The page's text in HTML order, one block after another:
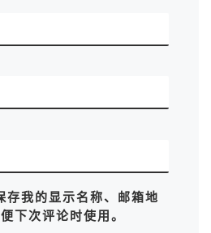
存我的显示名称、邮箱地
下次评论时使用。